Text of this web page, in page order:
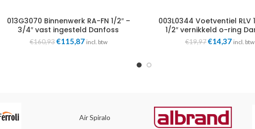
013G3070 Binnenwerk RA-FN 1/2″ –
3/4″ vast ingesteld Danfoss
€160,93 Oorspronkelijke
€115,87Huidige
incl. btw
003L0344 Voetventiel RLV
1/2″ vernikkeld o-ring
€19,97 €14,37Huidige
incl. btw
Air Spiralo